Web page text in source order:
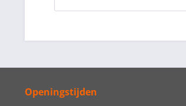
Openingstijden